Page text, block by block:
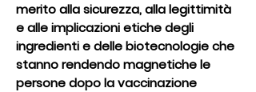
merito alla sicurezza, alla legittimità
e alle implicazioni etiche degli
ingredienti e delle biotecnologie che
stanno rendendo magnetiche le
persone dopo la vaccinazione